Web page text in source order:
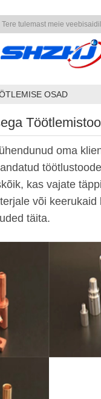
Tere tulemast meie
OSAD
oma
kas vajate
või keerukaid
täita.